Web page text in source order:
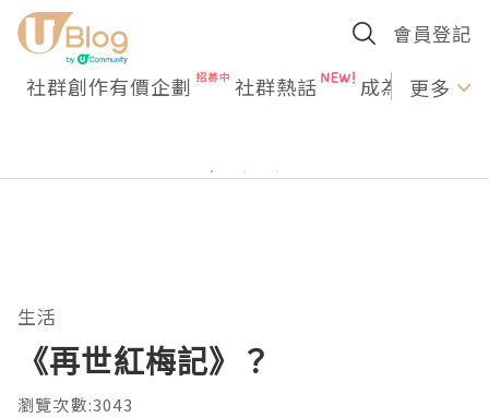
會員登記
社群創作有價企劃 社群熱話 成為U更多
生活
《再世紅梅記》？
瀏覽次數:3043